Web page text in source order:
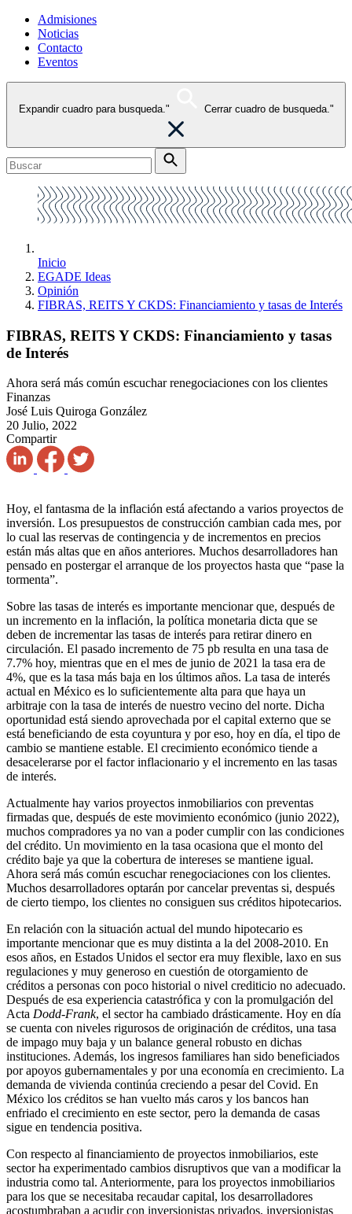
Admisiones
Noticias
Contacto
Eventos
Expandir cuadro para busqueda." Cerrar cuadro de busqueda."
Inicio
EGADE Ideas
Opinión
FIBRAS, REITS Y CKDS: Financiamiento y tasas de Interés
FIBRAS, REITS Y CKDS: Financiamiento y tasas
de Interés
Ahora será más común escuchar renegociaciones con los clientes
Finanzas
José Luis Quiroga González
20 Julio, 2022
Compartir
Hoy, el fantasma de la inflación está afectando a varios proyectos de
inversión. Los presupuestos de construcción cambian cada mes, por
lo cual las reservas de contingencia y de incrementos en precios
están más altas que en años anteriores. Muchos desarrolladores han
pensado en postergar el arranque de los proyectos hasta que “pase la
tormenta”.
Sobre las tasas de interés es importante mencionar que, después de
un incremento en la inflación, la política monetaria dicta que se
deben de incrementar las tasas de interés para retirar dinero en
circulación. El pasado incremento de 75 pb resulta en una tasa de
7.7% hoy, mientras que en el mes de junio de 2021 la tasa era de
4%, que es la tasa más baja en los últimos años. La tasa de interés
actual en México es lo suficientemente alta para que haya un
arbitraje con la tasa de interés de nuestro vecino del norte. Dicha
oportunidad está siendo aprovechada por el capital externo que se
está beneficiando de esta coyuntura y por eso, hoy en día, el tipo de
cambio se mantiene estable. El crecimiento económico tiende a
desacelerarse por el factor inflacionario y el incremento en las tasas
de interés.
Actualmente hay varios proyectos inmobiliarios con preventas
firmadas que, después de este movimiento económico (junio 2022),
muchos compradores ya no van a poder cumplir con las condiciones
del crédito. Un movimiento en la tasa ocasiona que el monto del
crédito baje ya que la cobertura de intereses se mantiene igual.
Ahora será más común escuchar renegociaciones con los clientes.
Muchos desarrolladores optarán por cancelar preventas si, después
de cierto tiempo, los clientes no consiguen sus créditos hipotecarios.
En relación con la situación actual del mundo hipotecario es
importante mencionar que es muy distinta a la del 2008-2010. En
esos años, en Estados Unidos el sector era muy flexible, laxo en sus
regulaciones y muy generoso en cuestión de otorgamiento de
créditos a personas con poco historial o nivel crediticio no adecuado.
Después de esa experiencia catastrófica y con la promulgación del
Acta Dodd-Frank, el sector ha cambiado drásticamente. Hoy en día
se cuenta con niveles rigurosos de originación de créditos, una tasa
de impago muy baja y un balance general robusto en dichas
instituciones. Además, los ingresos familiares han sido beneficiados
por apoyos gubernamentales y por una economía en crecimiento. La
demanda de vivienda continúa creciendo a pesar del Covid. En
México los créditos se han vuelto más caros y los bancos han
enfriado el crecimiento en este sector, pero la demanda de casas
sigue en tendencia positiva.
Con respecto al financiamiento de proyectos inmobiliarios, este
sector ha experimentado cambios disruptivos que van a modificar la
industria como tal. Anteriormente, para los proyectos inmobiliarios
para los que se necesitaba recaudar capital, los desarrolladores
acostumbraban a acudir con inversionistas privados, inversionistas